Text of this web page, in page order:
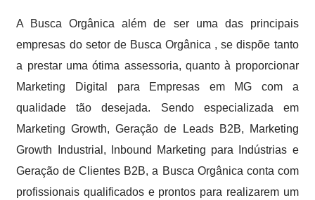
A Busca Orgânica além de ser uma das principais
empresas do setor de Busca Orgânica , se dispõe tanto
a prestar uma ótima assessoria, quanto à proporcionar
Marketing Digital para Empresas em MG com a
qualidade tão desejada. Sendo especializada em
Marketing Growth, Geração de Leads B2B, Marketing
Growth Industrial, Inbound Marketing para Indústrias e
Geração de Clientes B2B, a Busca Orgânica conta com
profissionais qualificados e prontos para realizarem um